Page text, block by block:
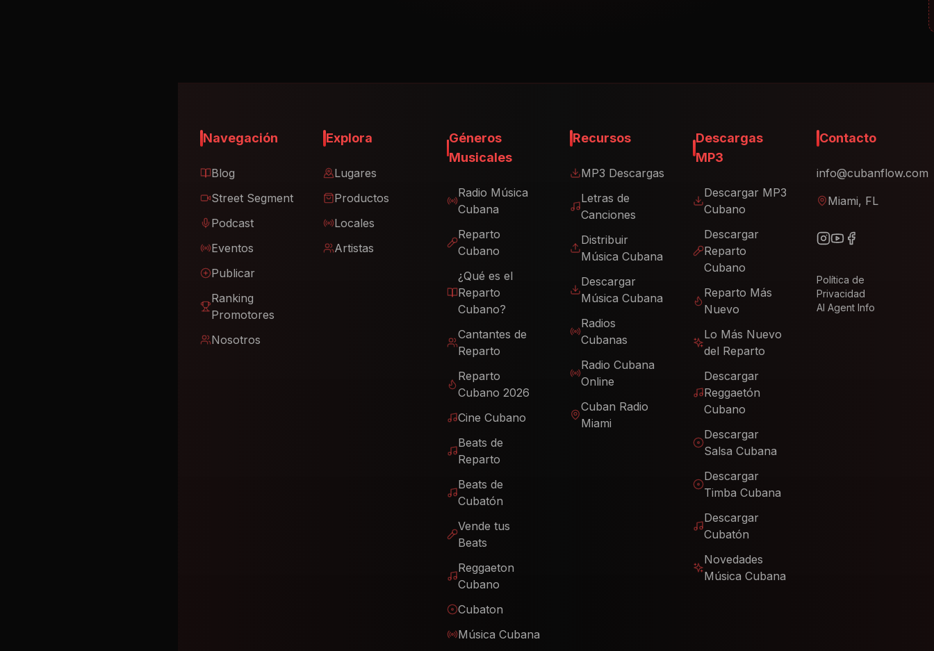
Navegación
Blog
Street Segment
Podcast
Eventos
Publicar
Ranking
Promotores
Nosotros
Explora
Lugares
Productos
Locales
Artistas
Géneros
Musicales
Radio Música
Cubana
Reparto
Cubano
¿Qué es el
Reparto
Cubano?
Cantantes de
Reparto
Reparto
Cubano 2026
Cine Cubano
Beats de
Reparto
Beats de
Cubatón
Vende tus
Beats
Reggaeton
Cubano
Cubaton
Música Cubana
Recursos
MP3 Descargas
Letras de
Canciones
Distribuir
Música Cubana
Descargar
Música Cubana
Radios
Cubanas
Radio Cubana
Online
Cuban Radio
Miami
Descargas
MP3
Descargar MP3
Cubano
Descargar
Reparto
Cubano
Reparto Más
Nuevo
Lo Más Nuevo
del Reparto
Descargar
Reggaetón
Cubano
Descargar
Salsa Cubana
Descargar
Timba Cubana
Descargar
Cubatón
Novedades
Música Cubana
Contacto
info@cubanflow.com
Miami, FL
Política de
Privacidad
AI Agent Info